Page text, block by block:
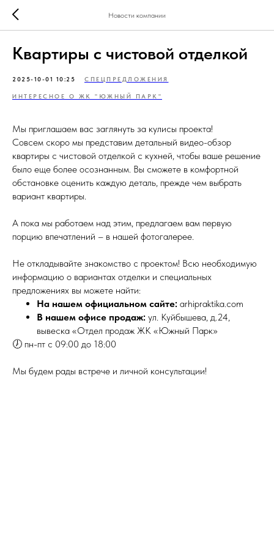
Новости компании
Квартиры с чистовой отделкой
2025-10-01 10:25 СПЕЦПРЕДЛОЖЕНИЯ
ИНТЕРЕСНОЕ О ЖК "ЮЖНЫЙ ПАРК"
Мы приглашаем вас заглянуть за кулисы проекта!
Совсем скоро мы представим детальный видео-обзор
квартиры с чистовой отделкой с кухней, чтобы ваше решение
было еще более осознанным. Вы сможете в комфортной
обстановке оценить каждую деталь, прежде чем выбрать
вариант квартиры.
А пока мы работаем над этим, предлагаем вам первую
порцию впечатлений – в нашей фотогалерее.
Не откладывайте знакомство с проектом! Всю необходимую
информацию о вариантах отделки и специальных
предложениях вы можете найти:
На нашем официальном сайте: arhipraktika.com
В нашем офисе продаж: ул. Куйбышева, д.24,
вывеска «Отдел продаж ЖК «Южный Парк»
🕖 пн-пт с 09:00 до 18:00
Мы будем рады встрече и личной консультации!